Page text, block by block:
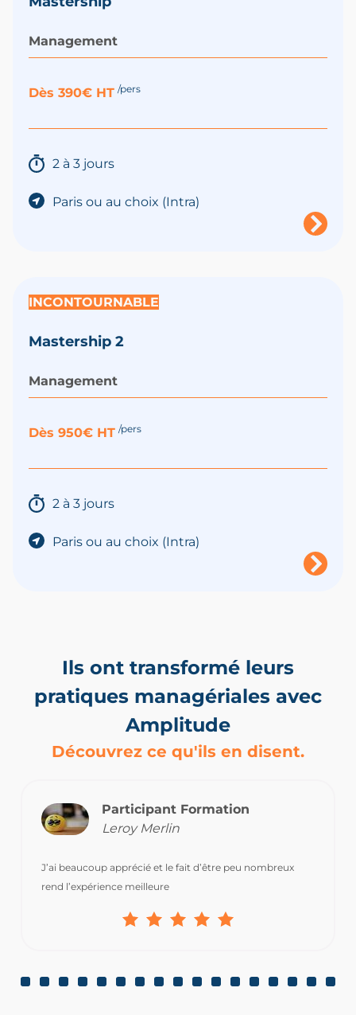
Management
Dès 390€ HT /pers
2 à 3 jours
Paris ou au choix (Intra)
INCONTOURNABLE
Mastership 2
Management
Dès 950€ HT /pers
2 à 3 jours
Paris ou au choix (Intra)
Ils ont transformé leurs
pratiques managériales avec
Amplitude
Découvrez ce qu'ils en disent.
Participant Formation
Leroy Merlin
J’ai beaucoup apprécié et le fait d’être peu nombreux
rend l’expérience meilleure